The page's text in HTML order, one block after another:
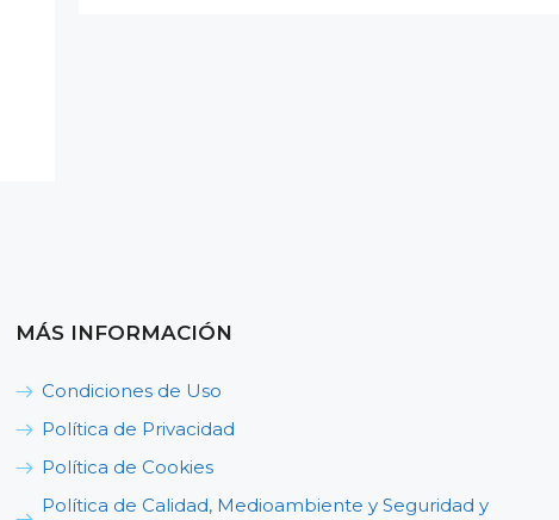
MÁS INFORMACIÓN
Condiciones de Uso
Política de Privacidad
Política de Cookies
Política de Calidad, Medioambiente y Seguridad y